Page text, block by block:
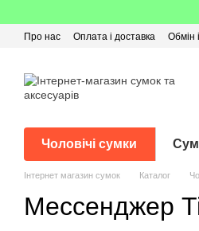
Про нас Оплата і доставка Обмін
Чоловічі сумки
Інтернет магазин сумок Каталог
Мессенджер